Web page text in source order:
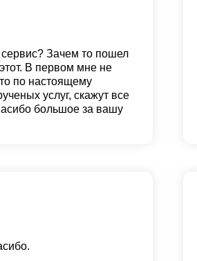
Зачем то пошел
В первом мне не
по настоящему
услуг, скажут все
большое за вашу